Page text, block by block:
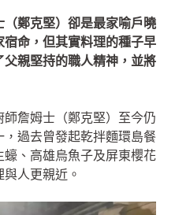
鄭克堅）卻是最家喻戶曉
命，但其實料理的種子早
親堅持的職人精神，並將
詹姆士（鄭克堅）至今仍
過去曾發起乾拌麵環島餐
、高雄烏魚子及屏東櫻花
人更親近。